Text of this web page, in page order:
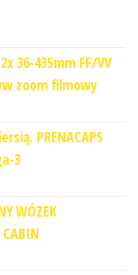
36-435mm FF/VV
zoom filmowy
PRENACAPS
3
WÓZEK